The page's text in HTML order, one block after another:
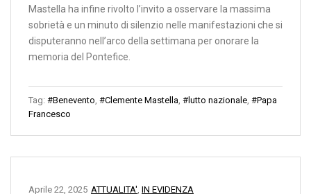
Mastella ha infine rivolto l’invito a osservare la massima
sobrietà e un minuto di silenzio nelle manifestazioni che si
disputeranno nell’arco della settimana per onorare la
memoria del Pontefice.
Tag: #Benevento, #Clemente Mastella, #lutto nazionale, #Papa
Francesco
ATTUALITA', IN EVIDENZA
Aprile 22, 2025